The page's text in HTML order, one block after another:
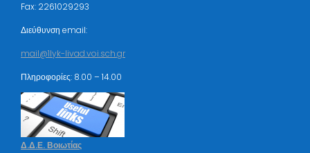
Fax: 2261029293
Διεύθυνση email:
mail@1lyk-livad.voi.sch.gr
Πληροφορίες: 8.00 – 14.00
Δ.Δ.Ε. Βοιωτίας